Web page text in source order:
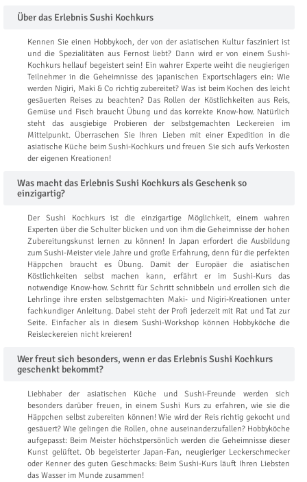
Über das Erlebnis Sushi Kochkurs
Kennen Sie einen Hobbykoch, der von der asiatischen Kultur fasziniert ist
und die Spezialitäten aus Fernost liebt? Dann wird er von einem Sushi-
Kochkurs hellauf begeistert sein! Ein wahrer Experte weiht die neugierigen
Teilnehmer in die Geheimnisse des japanischen Exportschlagers ein: Wie
werden Nigiri, Maki & Co richtig zubereitet? Was ist beim Kochen des leicht
gesäuerten Reises zu beachten? Das Rollen der Köstlichkeiten aus Reis,
Gemüse und Fisch braucht Übung und das korrekte Know-how. Natürlich
steht das ausgiebige Probieren der selbstgemachten Leckereien im
Mittelpunkt. Überraschen Sie Ihren Lieben mit einer Expedition in die
asiatische Küche beim Sushi-Kochkurs und freuen Sie sich aufs Verkosten
der eigenen Kreationen!
Was macht das Erlebnis Sushi Kochkurs als Geschenk so
einzigartig?
Der Sushi Kochkurs ist die einzigartige Möglichkeit, einem wahren
Experten über die Schulter blicken und von ihm die Geheimnisse der hohen
Zubereitungskunst lernen zu können! In Japan erfordert die Ausbildung
zum Sushi-Meister viele Jahre und große Erfahrung, denn für die perfekten
Häppchen braucht es Übung. Damit der Europäer die asiatischen
Köstlichkeiten selbst machen kann, erfährt er im Sushi-Kurs das
notwendige Know-how. Schritt für Schritt schnibbeln und errollen sich die
Lehrlinge ihre ersten selbstgemachten Maki- und Nigiri-Kreationen unter
fachkundiger Anleitung. Dabei steht der Profi jederzeit mit Rat und Tat zur
Seite. Einfacher als in diesem Sushi-Workshop können Hobbyköche die
Reisleckereien nicht kreieren!
Wer freut sich besonders, wenn er das Erlebnis Sushi Kochkurs
geschenkt bekommt?
Liebhaber der asiatischen Küche und Sushi-Freunde werden sich
besonders darüber freuen, in einem Sushi Kurs zu erfahren, wie sie die
Häppchen selbst zubereiten können! Wie wird der Reis richtig gekocht und
gesäuert? Wie gelingen die Rollen, ohne auseinanderzufallen? Hobbyköche
aufgepasst: Beim Meister höchstpersönlich werden die Geheimnisse dieser
Kunst gelüftet. Ob begeisterter Japan-Fan, neugieriger Leckerschmecker
oder Kenner des guten Geschmacks: Beim Sushi-Kurs läuft Ihren Liebsten
das Wasser im Munde zusammen!